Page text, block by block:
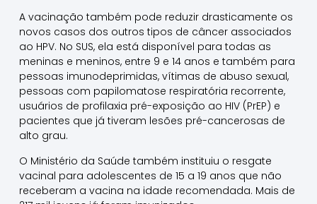
A vacinação também pode reduzir drasticamente os
novos casos dos outros tipos de câncer associados
ao HPV. No SUS, ela está disponível para todas as
meninas e meninos, entre 9 e 14 anos e também para
pessoas imunodeprimidas, vítimas de abuso sexual,
pessoas com papilomatose respiratória recorrente,
usuários de profilaxia pré-exposição ao HIV (PrEP) e
pacientes que já tiveram lesões pré-cancerosas de
alto grau.
O Ministério da Saúde também instituiu o resgate
vacinal para adolescentes de 15 a 19 anos que não
receberam a vacina na idade recomendada. Mais de